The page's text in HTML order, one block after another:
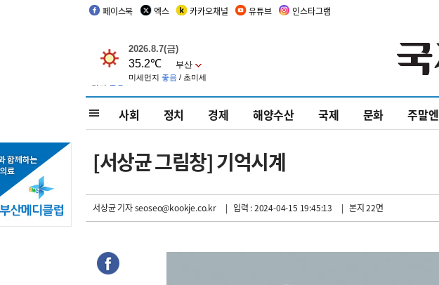
페이스북 엑스 카카오채널 유튜브 인스타그램
사회 정치 경제 해양수산 국제 문화 주말엔
[서상균 그림창] 기억시계
서상균 기자seoseo@kookje.co.kr | 입력 : 2024-04-15 19:45:13 | 본지 22면